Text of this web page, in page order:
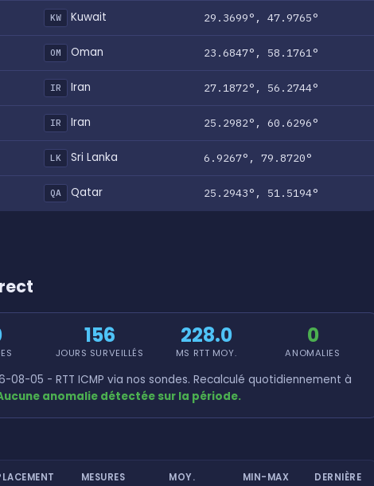
KW Kuwait 29.3699°, 47.9765°
OM Oman 23.6847°, 58.1761°
IR Iran 27.1872°, 56.2744°
IR Iran 25.2982°, 60.6296°
LK Sri Lanka 6.9267°, 79.8720°
QA Qatar 25.2943°, 51.5194°
156
JOURS SURVEILLÉS
228.0
MS RTT MOY.
0
ANOMALIES
08-05 - RTT ICMP via nos sondes. Recalculé quotidiennement à
anomalie détectée sur la période.
MESURES MOY. MIN-MAX DERNIÈRE